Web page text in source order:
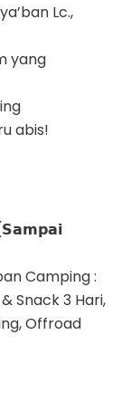
Lc.,
yang
abis!
Camping :
Snack 3 Hari,
Offroad